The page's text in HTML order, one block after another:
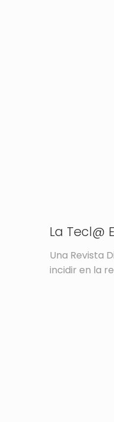
La Tecl@
Una Revista
incidir en la